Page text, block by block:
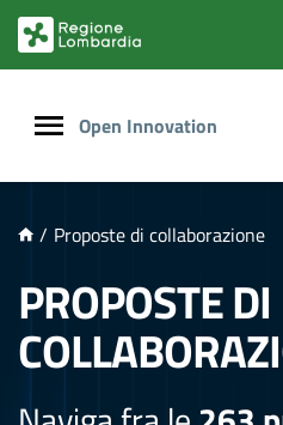
PRINCIPALE
Open Innovation
/ Proposte di collaborazione
PROPOSTE DI